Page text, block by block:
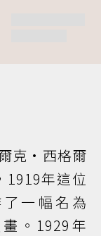
克·西格爾
1919年這位
一幅名為
。1929年